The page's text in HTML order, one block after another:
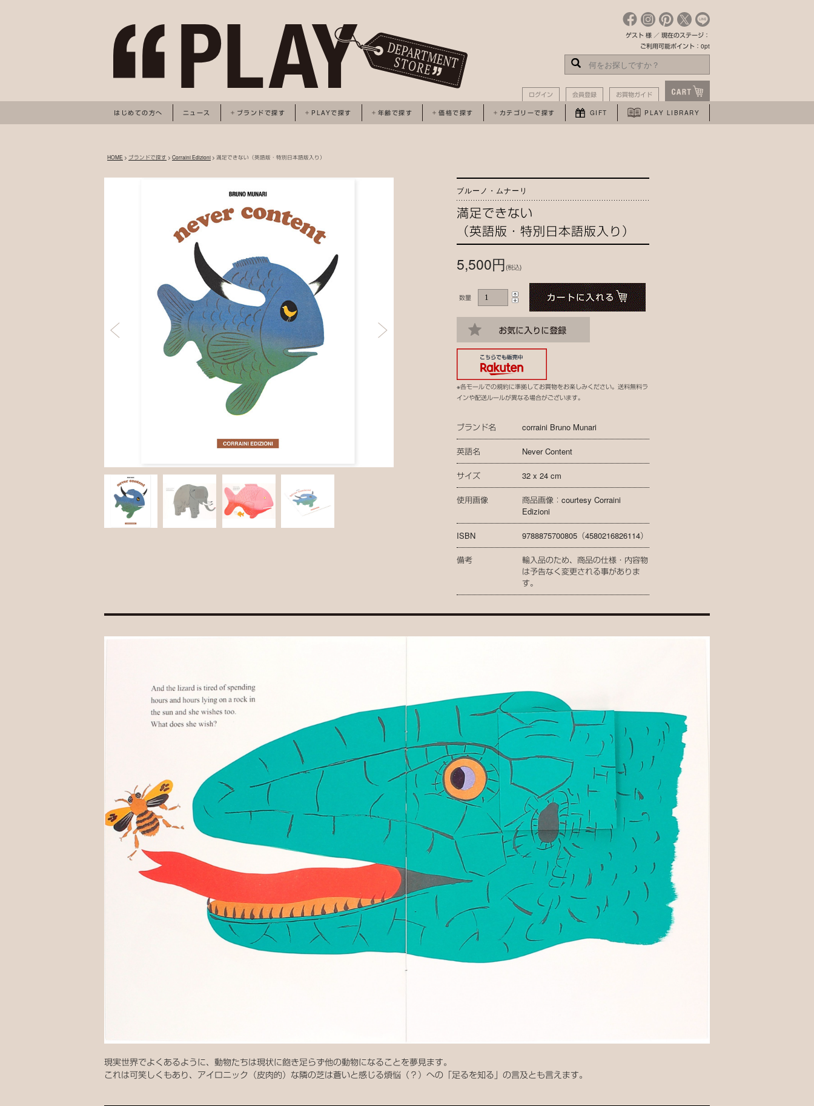
ゲスト 様 ／ 現在のステージ：
ご利用可能ポイント：0pt
ログイン 会員登録 お買物ガイド
はじめての方へ ニュース ブランドで探す PLAYで探す 年齢で探す 価格で探す カテゴリーで探す GIFT PLAY LIBRARY
HOME > ブランドで探す > Corraini Edizioni > 満足できない（英語版・特別日本語版入り）
※各モールでの規約に準拠してお買物をお楽しみください。送料無料ラ
インや配送ルールが異なる場合がございます。
ブランド名 corraini Bruno Munari
英語名 Never Content
サイズ 32 x 24 cm
使用画像
商品画像：courtesy Corraini
Edizioni
ISBN 9788875700805（4580216826114）
備考
輸入品のため、商品の仕様・内容物
は予告なく変更される事がありま
す。
ブルーノ・ムナーリ
満足できない
（英語版・特別日本語版入り）
5,500円(税込)
数量
現実世界でよくあるように、動物たちは現状に飽き足らず他の動物になることを夢見ます。
これは可笑しくもあり、アイロニック（皮肉的）な隣の芝は蒼いと感じる煩悩（？）への「足るを知る」の言及とも言えます。